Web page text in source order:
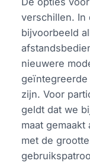
verschillen. In
bijvoorbeeld
nieuwere
zijn. Voor
geldt dat we
maat
met de